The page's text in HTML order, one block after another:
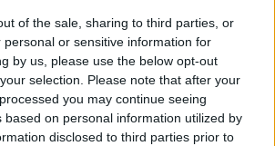
of the sale, sharing to third parties, or
personal or sensitive information for
by us, please use the below opt-out
selection. Please note that after your
you may continue seeing
based on personal information utilized by
disclosed to third parties prior to